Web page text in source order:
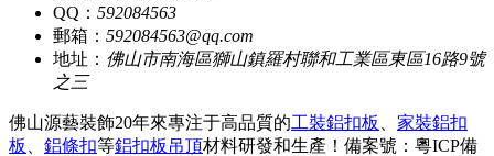
QQ： 592084563
郵箱： 592084563@qq.com
地址： 佛山市南海區獅山鎮羅村聯和工業區東區16路9號
之三
佛山源藝裝飾20年來專注于高品質的工裝鋁扣板
家裝鋁扣
板
鋁條扣等鋁扣板吊頂材料研發和生產！ 備案號：粵ICP備